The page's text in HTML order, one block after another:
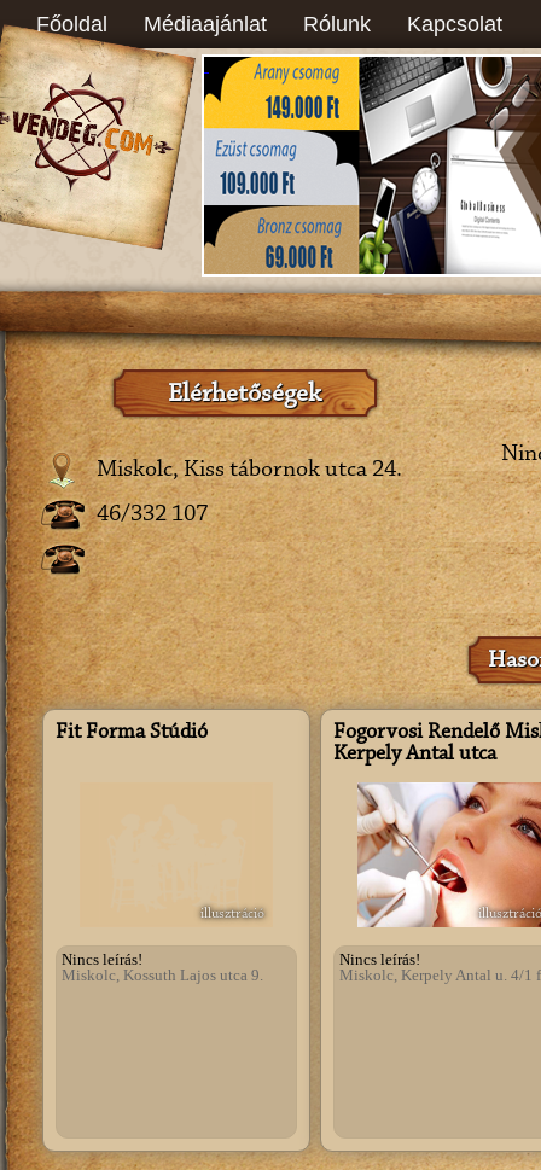
Főoldal Médiaajánlat Rólunk Kapcsolat
Elérhetőségek
Miskolc, Kiss tábornok utca 24.
46/332 107
Fit Forma Stúdió
illusztráció
Nincs leírás!
Miskolc, Kossuth Lajos utca 9.
Fogorvosi Rendelő
Kerpely Antal utca
illusztráció
Nincs leírás!
Miskolc, Kerpely Antal u. 4/1